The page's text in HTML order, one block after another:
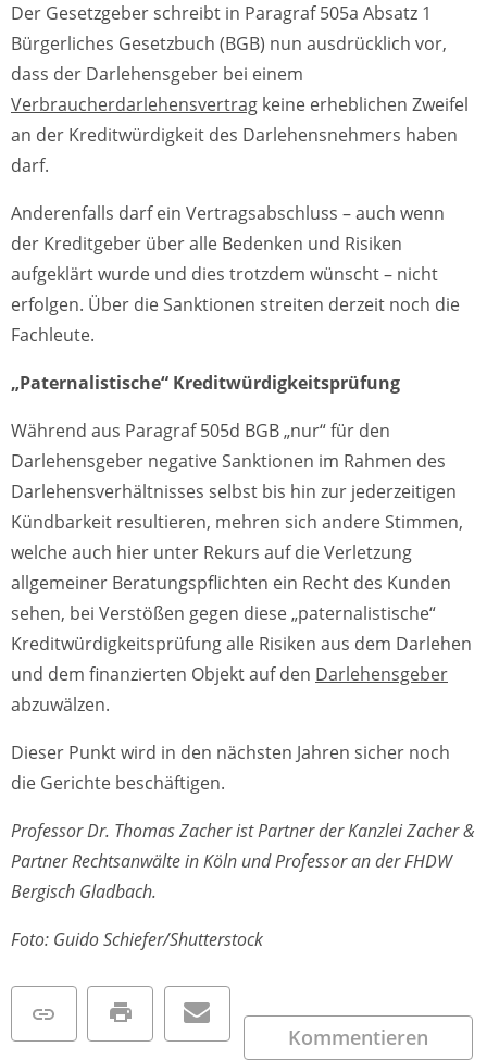
Der Gesetzgeber schreibt in Paragraf 505a Absatz 1
Bürgerliches Gesetzbuch (BGB) nun ausdrücklich vor,
dass der Darlehensgeber bei einem
Verbraucherdarlehensvertrag keine erheblichen Zweifel
an der Kreditwürdigkeit des Darlehensnehmers haben
darf.
Anderenfalls darf ein Vertragsabschluss – auch wenn
der Kreditgeber über alle Bedenken und Risiken
aufgeklärt wurde und dies trotzdem wünscht – nicht
erfolgen. Über die Sanktionen streiten derzeit noch die
Fachleute.
„Paternalistische“ Kreditwürdigkeitsprüfung
Während aus Paragraf 505d BGB „nur“ für den
Darlehensgeber negative Sanktionen im Rahmen des
Darlehensverhältnisses selbst bis hin zur jederzeitigen
Kündbarkeit resultieren, mehren sich andere Stimmen,
welche auch hier unter Rekurs auf die Verletzung
allgemeiner Beratungspflichten ein Recht des Kunden
sehen, bei Verstößen gegen diese „paternalistische“
Kreditwürdigkeitsprüfung alle Risiken aus dem Darlehen
und dem finanzierten Objekt auf den Darlehensgeber
abzuwälzen.
Dieser Punkt wird in den nächsten Jahren sicher noch
die Gerichte beschäftigen.
Professor Dr. Thomas Zacher ist Partner der Kanzlei Zacher &
Partner Rechtsanwälte in Köln und Professor an der FHDW
Bergisch Gladbach.
Foto: Guido Schiefer/Shutterstock
Kommentieren